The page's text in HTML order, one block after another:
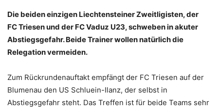
Die beiden einzigen Liechtensteiner Zweitligisten, der
FC Triesen und der FC Vaduz U23, schweben in akuter
Abstiegsgefahr. Beide Trainer wollen natürlich die
Relegation vermeiden.
Zum Rückrundenauftakt empfängt der FC Triesen auf der
Blumenau den US Schluein-Ilanz, der selbst in
Abstiegsgefahr steht. Das Treffen ist für beide Teams sehr